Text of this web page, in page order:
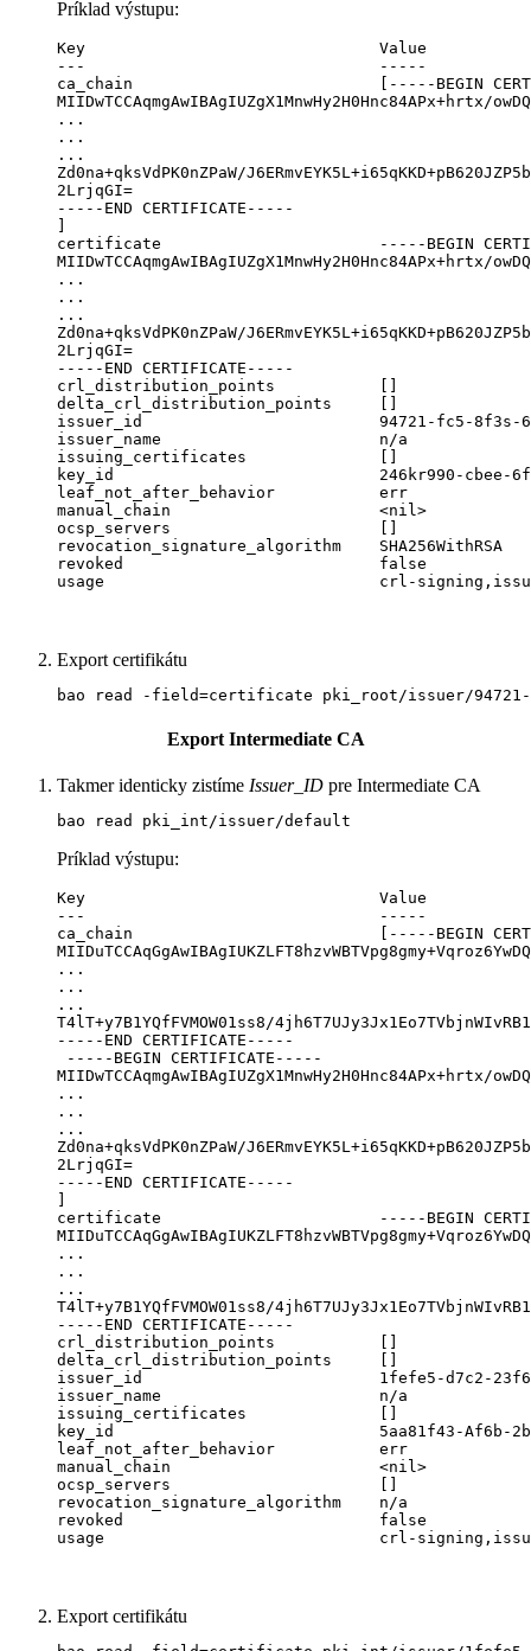
Príklad výstupu:
Key                               Value
---                               -----
ca_chain                          [-----BEGIN
MIIDwTCCAqmgAwIBAgIUZgX1MnwHy2H0Hnc84APx+hrtx/
...
...
...
Zd0na+qksVdPK0nZPaW/
2LrjqGI=
-----END CERTIFICATE-----
certificate                       -----BEGIN
MIIDwTCCAqmgAwIBAgIUZgX1MnwHy2H0Hnc84APx+hrtx/
...
...
...
Zd0na+qksVdPK0nZPaW/
2LrjqGI=
-----END CERTIFICATE-----
crl_distribution_points           []
delta_crl_distribution_points     []
issuer_id                         94721-fc5-8f3s-
issuer_name                       n/a
issuing_certificates              []
key_id                            246kr990-cbee-6f26-
leaf_not_after_behavior           err
manual_chain                      <nil>
ocsp_servers                      []
revocation_signature_algorithm    SHA256WithRSA
revoked                           false
usage                             crl-
Export certifikátu
bao read -field=certificate pki_root/issuer/94721-
Export Intermediate CA
Takmer identicky zistíme Issuer_ID pre Intermediate CA
bao read pki_int/issuer/default
Príklad výstupu:
Key                               Value
---                               -----
ca_chain                          [-----BEGIN
...
...
...
T4lT+y7B1YQfFVMOW01ss8/
-----END CERTIFICATE-----
-----BEGIN CERTIFICATE-----
MIIDwTCCAqmgAwIBAgIUZgX1MnwHy2H0Hnc84APx+hrtx/
...
...
...
Zd0na+qksVdPK0nZPaW/
2LrjqGI=
-----END CERTIFICATE-----
certificate                       -----BEGIN
...
...
...
T4lT+y7B1YQfFVMOW01ss8/
-----END CERTIFICATE-----
crl_distribution_points           []
delta_crl_distribution_points     []
issuer_id                         1fefe5-d7c2-23f6-
issuer_name                       n/a
issuing_certificates              []
key_id                            5aa81f43-Af6b-2b2f-
leaf_not_after_behavior           err
manual_chain                      <nil>
ocsp_servers                      []
revocation_signature_algorithm    n/a
revoked                           false
usage                             crl-
Export certifikátu